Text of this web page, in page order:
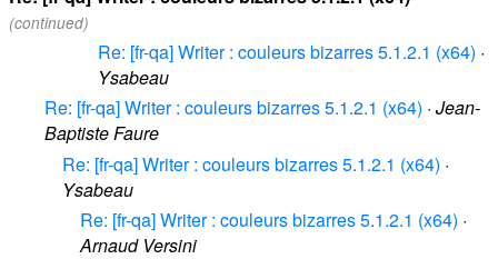
(continued)
Re: [fr-qa] Writer : couleurs bizarres 5.1.2.1 (x64) ·
Ysabeau
Re: [fr-qa] Writer : couleurs bizarres 5.1.2.1 (x64) · Jean-
Baptiste Faure
Re: [fr-qa] Writer : couleurs bizarres 5.1.2.1 (x64) ·
Ysabeau
Re: [fr-qa] Writer : couleurs bizarres 5.1.2.1 (x64) ·
Arnaud Versini